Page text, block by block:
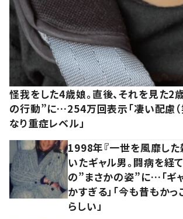
怪我をした4歳娘。直後、それを見た2
の行動”に…254万回表示「凄い配慮（
なり重症レベル」
1998年『一世を風靡した
いたギャル男。闘病を経
の”まさかの姿”に…「ギャ
かすぎる」「今も昔もかっ
らしい」